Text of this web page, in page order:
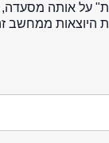
על אותה מסעדה,
היוצאות ממחשב